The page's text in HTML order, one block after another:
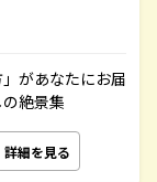
があなたにお届
絶景集
詳細を見る